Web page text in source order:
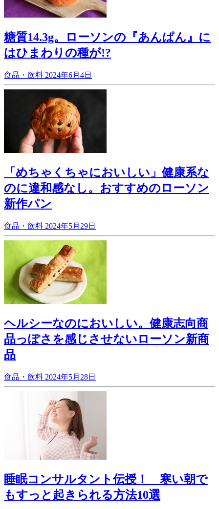
糖質14.3g。ローソンの『あんぱん』に
はひまわりの種が!?
食品・飲料 2024年6月4日
「めちゃくちゃにおいしい」健康系な
のに違和感なし。おすすめのローソン
新作パン
食品・飲料 2024年5月29日
ヘルシーなのにおいしい。健康志向商
品っぽさを感じさせないローソン新商
品
食品・飲料 2024年5月28日
睡眠コンサルタント伝授！ 寒い朝で
もすっと起きられる方法10選